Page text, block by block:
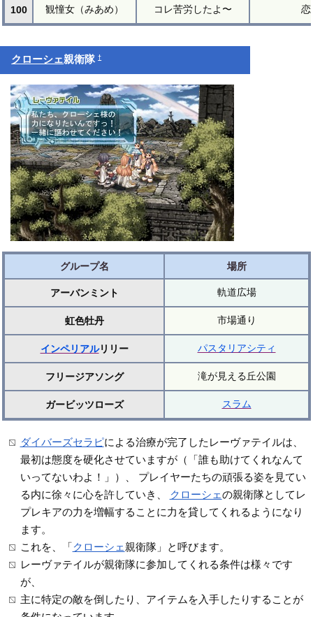
100 観憧女（みあめ） コレ苦労したよ〜 恋
クローシェ親衛隊†
グループ名 場所
アーバンミント 軌道広場
虹色牡丹 市場通り
インペリアルリリー パスタリアシティ
フリージアソング 滝が見える丘公園
ガービッツローズ スラム
ダイバーズセラピによる治療が完了したレーヴァテイルは、
最初は態度を硬化させていますが（「誰も助けてくれなんて
いってないわよ！」）、 プレイヤーたちの頑張る姿を見てい
る内に徐々に心を許していき、
クローシェの親衛隊としてレ
プレキアの力を増幅することに力を貸してくれるようになり
ます。
これを、「クローシェ 親衛隊」と呼びます。
レーヴァテイルが親衛隊に参加してくれる条件は様々です
が、
主に特定の敵を倒したり、アイテムを入手したりすることが